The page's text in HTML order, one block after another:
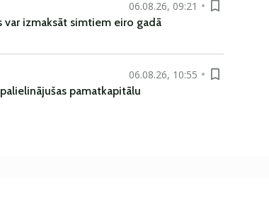
06.08.26, 09:21
var izmaksāt simtiem eiro gadā
06.08.26, 10:55
palielinājušas pamatkapitālu